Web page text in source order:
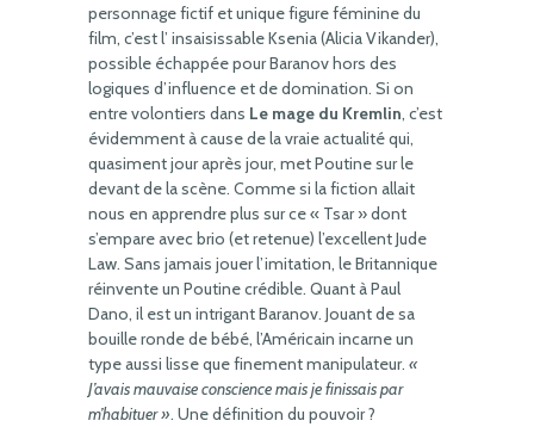
personnage fictif et unique figure féminine du
film, c’est l’ insaisissable Ksenia (Alicia Vikander),
possible échappée pour Baranov hors des
logiques d’influence et de domination. Si on
entre volontiers dans Le mage du Kremlin, c’est
évidemment à cause de la vraie actualité qui,
quasiment jour après jour, met Poutine sur le
devant de la scène. Comme si la fiction allait
nous en apprendre plus sur ce « Tsar » dont
s’empare avec brio (et retenue) l’excellent Jude
Law. Sans jamais jouer l’imitation, le Britannique
réinvente un Poutine crédible. Quant à Paul
Dano, il est un intrigant Baranov. Jouant de sa
bouille ronde de bébé, l’Américain incarne un
type aussi lisse que finement manipulateur. «
J’avais mauvaise conscience mais je finissais par
m’habituer ». Une définition du pouvoir ?